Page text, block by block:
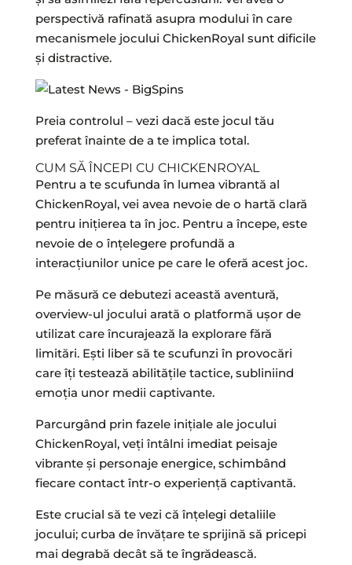
perspectivă rafinată asupra modului în care
mecanismele jocului ChickenRoyal sunt dificile
și distractive.
Preia controlul – vezi dacă este jocul tău
preferat înainte de a te implica total.
CUM SĂ ÎNCEPI CU CHICKENROYAL
Pentru a te scufunda în lumea vibrantă al
ChickenRoyal, vei avea nevoie de o hartă clară
pentru inițierea ta în joc. Pentru a începe, este
nevoie de o înțelegere profundă a
interacțiunilor unice pe care le oferă acest joc.
Pe măsură ce debutezi această aventură,
overview-ul jocului arată o platformă ușor de
utilizat care încurajează la explorare fără
limitări. Ești liber să te scufunzi în provocări
care îți testează abilitățile tactice, subliniind
emoția unor medii captivante.
Parcurgând prin fazele inițiale ale jocului
ChickenRoyal, veți întâlni imediat peisaje
vibrante și personaje energice, schimbând
fiecare contact într-o experiență captivantă.
Este crucial să te vezi că înțelegi detaliile
jocului; curba de învățare te sprijină să pricepi
mai degrabă decât să te îngrădească.